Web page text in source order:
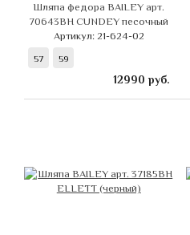
Шляпа федора BAILEY арт.
70643BH CUNDEY песочный
Артикул: 21-624-02
57 59
12990 руб.